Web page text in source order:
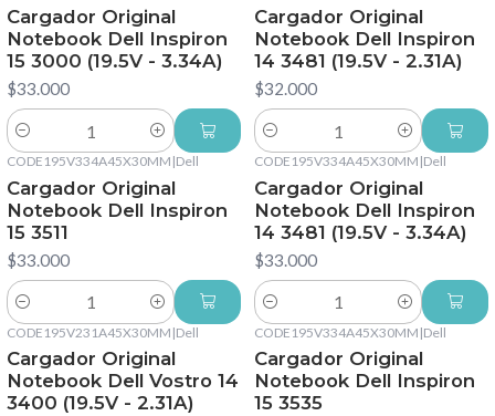
Cargador Original
Notebook Dell Inspiron
15 3000 (19.5V - 3.34A)
$33.000
Cantidad
Cargador Original
Notebook Dell Inspiron
14 3481 (19.5V - 2.31A)
$32.000
Cantidad
CODE195V334A45X30MM |Dell
Cargador Original
Notebook Dell Inspiron
15 3511
$33.000
Cantidad
CODE195V334A45X30MM |Dell
Cargador Original
Notebook Dell Inspiron
14 3481 (19.5V - 3.34A)
$33.000
Cantidad
CODE195V231A45X30MM |Dell
Cargador Original
Notebook Dell Vostro 14
3400 (19.5V - 2.31A)
CODE195V334A45X30MM |Dell
Cargador Original
Notebook Dell Inspiron
15 3535